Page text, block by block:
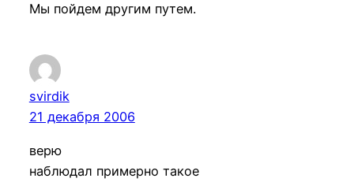
Мы пойдем другим путем.
svirdik
21 декабря 2006
верю
наблюдал примерно такое